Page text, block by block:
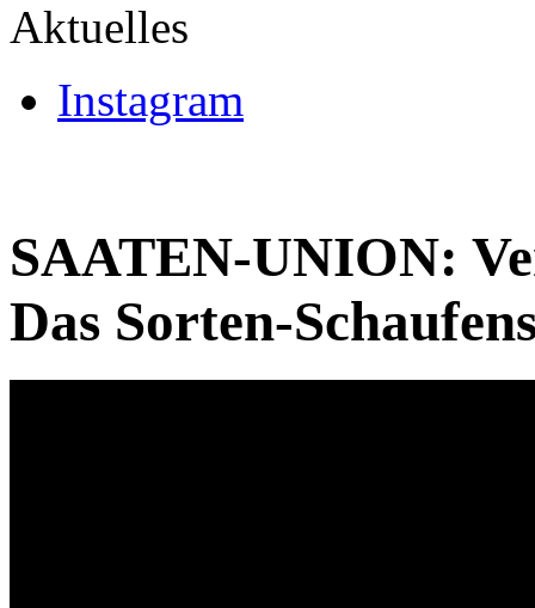
Aktuelles
Instagram
SAATEN-UNION:
Das Sorten-